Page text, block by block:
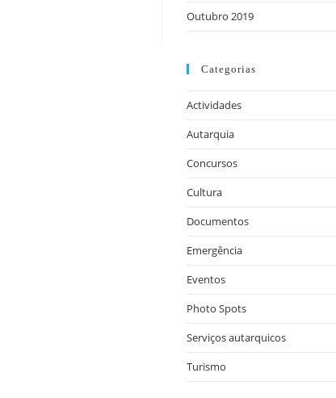
Outubro 2019
Categorias
Actividades
Autarquia
Concursos
Cultura
Documentos
Emergência
Eventos
Photo Spots
Serviços autarquicos
Turismo